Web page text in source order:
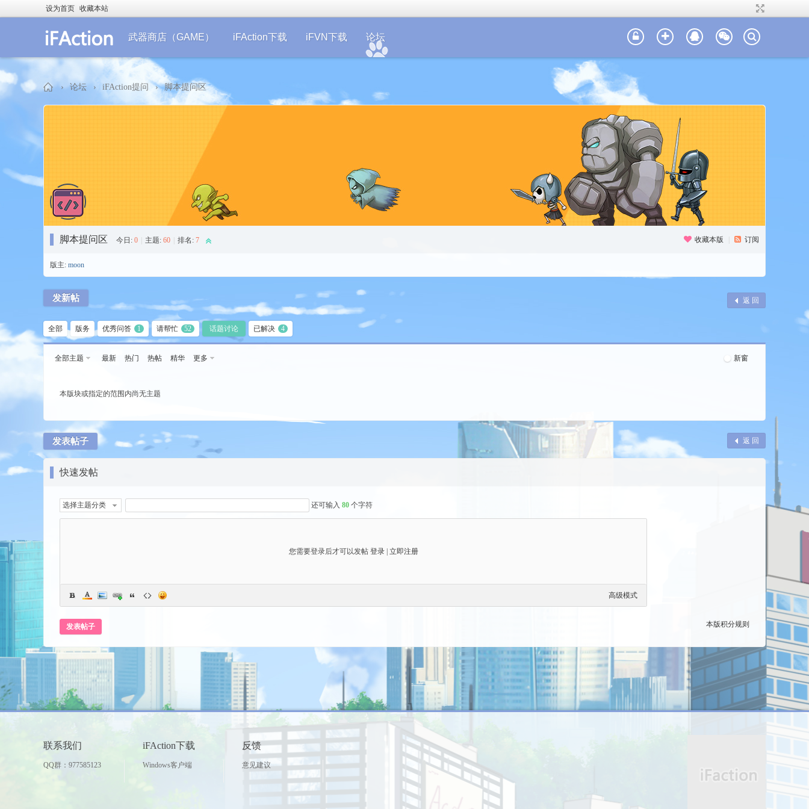
设为首页 收藏本站
武器商店（GAME） iFAction下载 iFVN下载 论坛
界
› 论坛 › iFAction提问 › 脚本提问区
收藏本版 订阅
脚本提问区 今日: 0 主题: 60 排名: 7
版主: moon
返 回
发新帖
全部 版务 优秀问答 1 请帮忙 52 话题讨论 已解决 4
新窗
全部主题 最新 热门 热帖 精华 更多
本版块或指定的范围内尚无主题
返 回
发表帖子
快速发帖
选择主题分类 还可输入 80 个字符
您需要登录后才可以发帖 登录| 立即注册
高级模式
本版积分规则
发表帖子
联系我们
QQ群：977585123
iFAction下载
Windows客户端
反馈
意见建议